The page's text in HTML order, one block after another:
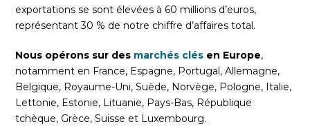
exportations se sont élevées à 60 millions d’euros,
représentant 30 % de notre chiffre d’affaires total.
Nous opérons sur des marchés clés en Europe,
notamment en France, Espagne, Portugal, Allemagne,
Belgique, Royaume-Uni, Suède, Norvège, Pologne, Italie,
Lettonie, Estonie, Lituanie, Pays-Bas, République
tchèque, Grèce, Suisse et Luxembourg.